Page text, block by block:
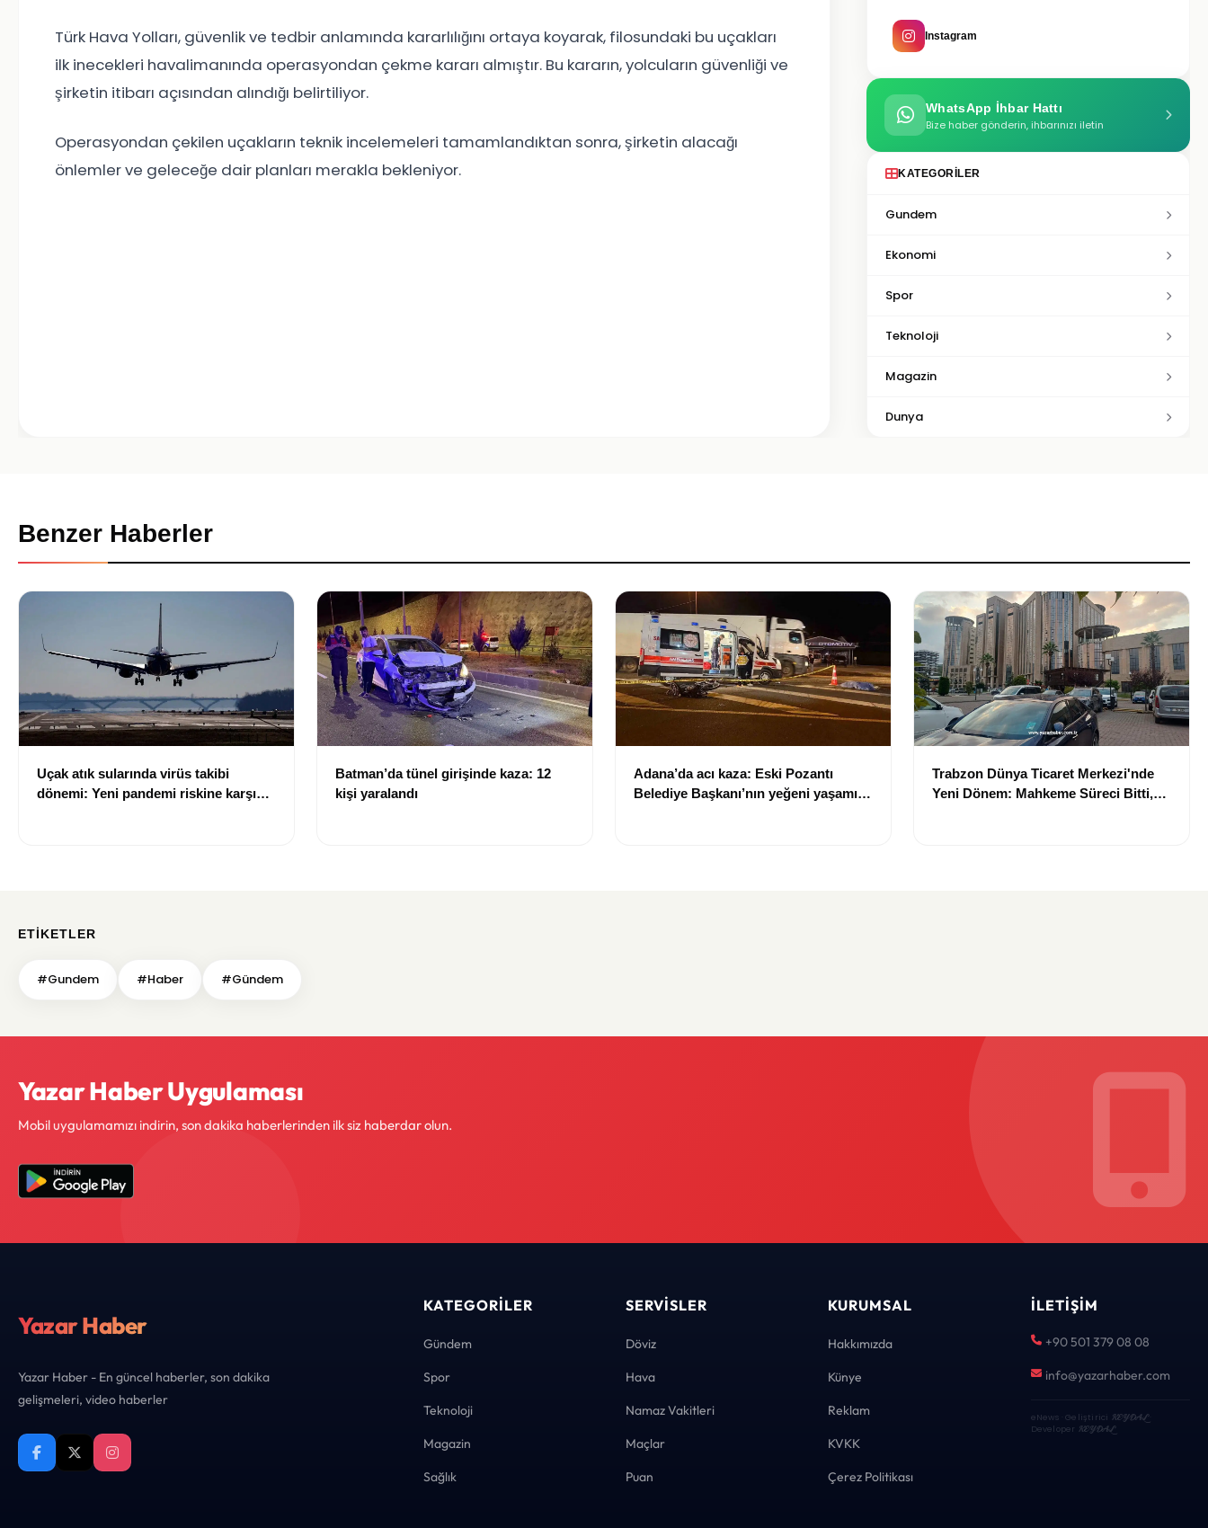
Türk Hava Yolları, güvenlik ve tedbir anlamında kararlılığını ortaya koyarak, filosundaki bu uçakları
ilk inecekleri havalimanında operasyondan çekme kararı almıştır. Bu kararın, yolcuların güvenliği ve
şirketin itibarı açısından alındığı belirtiliyor.
Operasyondan çekilen uçakların teknik incelemeleri tamamlandıktan sonra, şirketin alacağı
önlemler ve geleceğe dair planları merakla bekleniyor.
Instagram
WhatsApp İhbar Hattı
Bize haber gönderin, ihbarınızı iletin
KATEGORILER
Gundem
Ekonomi
Spor
Teknoloji
Magazin
Dunya
Benzer Haberler
Uçak atık sularında virüs takibi
dönemi: Yeni pandemi riskine karşı
Batman’da tünel girişinde kaza: 12
kişi yaralandı
Adana’da acı kaza: Eski Pozantı
Belediye Başkanı’nın yeğeni yaşamını
Trabzon Dünya Ticaret Merkezi'nde
Yeni Dönem: Mahkeme Süreci Bitti,
ETIKETLER
#Gundem #Haber #Gündem
Yazar Haber Uygulaması
Mobil uygulamamızı indirin, son dakika haberlerinden ilk siz haberdar olun.
Yazar Haber
Yazar Haber - En güncel haberler, son dakika
gelişmeleri, video haberler
KATEGORILER
Gündem
Spor
Teknoloji
Magazin
Sağlık
SERVISLER
Döviz
Hava
Namaz Vakitleri
Maçlar
Puan
KURUMSAL
Hakkımızda
Künye
Reklam
KVKK
Çerez Politikası
İLETIŞIM
+90 501 379 08 08
info@yazarhaber.com
eNews · Geliştirici KEYDAL·
Developer KEYDAL